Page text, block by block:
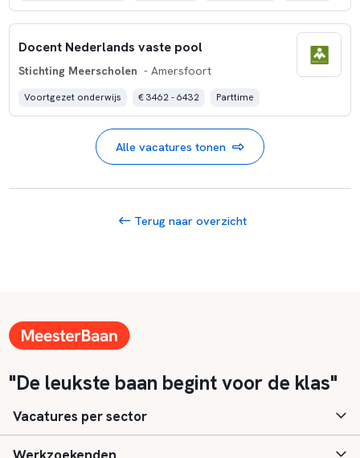
Docent Nederlands vaste pool
Stichting Meerscholen - Amersfoort
Voortgezet onderwijs € 3462 - 6432 Parttime
Alle vacatures tonen
Terug naar overzicht
"De leukste baan begint voor de klas"
Vacatures per sector
Basisonderwijs